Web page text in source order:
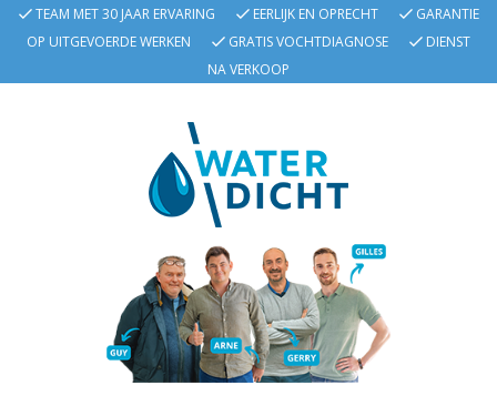
TEAM MET 30 JAAR ERVARING EERLIJK EN OPRECHT
GARANTIE
OP UITGEVOERDE WERKEN
GRATIS VOCHTDIAGNOSE
DIENST
NA VERKOOP